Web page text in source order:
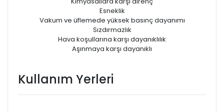
Esneklik
Vakum ve üfIemede yüksek basınç dayanımı
Sızdırmazlık
Hava koşullarına karşı dayanıklılık
Aşınmaya karşı dayanıklı
Kullanım Yerleri